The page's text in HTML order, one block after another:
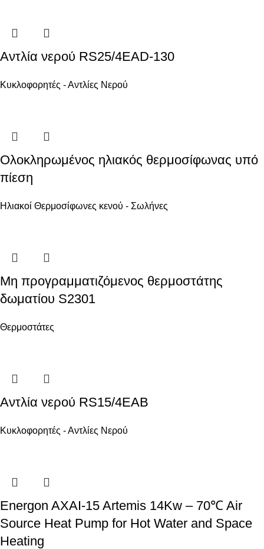
Αντλία νερού RS25/4EAD-130
Κυκλοφορητές - Αντλίες Νερού
Ολοκληρωμένος ηλιακός θερμοσίφωνας υπό
πίεση
Ηλιακοί Θερμοσίφωνες κενού - Σωλήνες
Μη προγραμματιζόμενος θερμοστάτης
δωματίου S2301
Θερμοστάτες
Αντλία νερού RS15/4EAB
Κυκλοφορητές - Αντλίες Νερού
Energon AXAI-15 Artemis 14Kw – 70℃ Air
Source Heat Pump for Hot Water and Space
Heating